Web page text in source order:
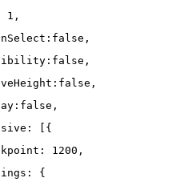
1,
[{
1200,
{